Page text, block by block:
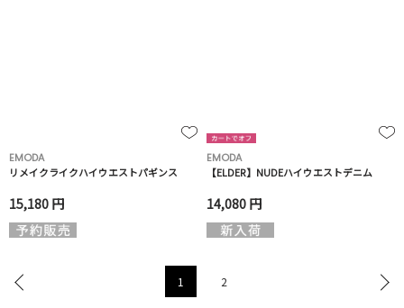
EMODA
リメイクライクハイウエストパギンス
15,180 円
EMODA
【ELDER】NUDEハイウエストデニム
14,080 円
1 2